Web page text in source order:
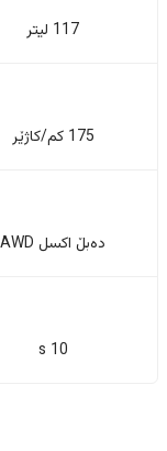
117 لیتر
175 کم/کاژێر
دەبڵ اکسل AWD
10 s